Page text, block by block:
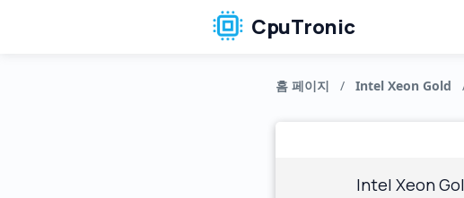
CpuTronic
홈 페이지 / Intel Xeon Gold
Intel Xeon